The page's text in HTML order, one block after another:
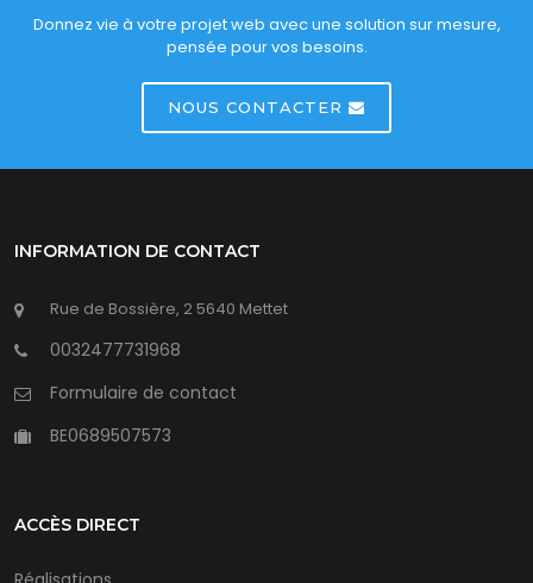
Donnez vie à votre projet web avec une solution sur mesure,
pensée pour vos besoins.
NOUS CONTACTER
INFORMATION DE CONTACT
Rue de Bossière, 2 5640 Mettet
0032477731968
Formulaire de contact
BE0689507573
ACCÈS DIRECT